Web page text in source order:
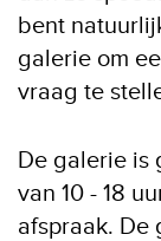
bent
galerie om
vraag te
De galerie is
van 10 - 18
afspraak. De